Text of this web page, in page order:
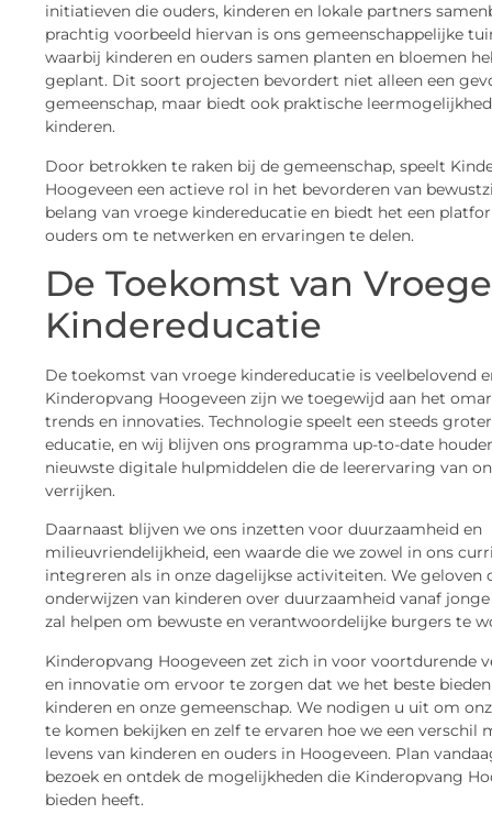
initiatieven die ouders, kinderen en lokale partners
prachtig voorbeeld hiervan is ons gemeenschappelijke
waarbij kinderen en ouders samen planten en bloemen
geplant. Dit soort projecten bevordert niet alleen een
gemeenschap, maar biedt ook praktische
kinderen.
Door betrokken te raken bij de gemeenschap, speelt
Hoogeveen een actieve rol in het bevorderen van
belang van vroege kindereducatie en biedt het een
ouders om te netwerken en ervaringen te delen.
De Toekomst van Vroege
Kindereducatie
De toekomst van vroege kindereducatie is veelbelovend
Kinderopvang Hoogeveen zijn we toegewijd aan het
trends en innovaties. Technologie speelt een steeds
educatie, en wij blijven ons programma up-to-date
nieuwste digitale hulpmiddelen die de leerervaring van
verrijken.
Daarnaast blijven we ons inzetten voor duurzaamheid en
milieuvriendelijkheid, een waarde die we zowel in ons
integreren als in onze dagelijkse activiteiten. We geloven
onderwijzen van kinderen over duurzaamheid vanaf
zal helpen om bewuste en verantwoordelijke burgers te
Kinderopvang Hoogeveen zet zich in voor voortdurende
en innovatie om ervoor te zorgen dat we het beste
kinderen en onze gemeenschap. We nodigen u uit om
te komen bekijken en zelf te ervaren hoe we een verschil
levens van kinderen en ouders in Hoogeveen. Plan
bezoek en ontdek de mogelijkheden die Kinderopvang
bieden heeft.